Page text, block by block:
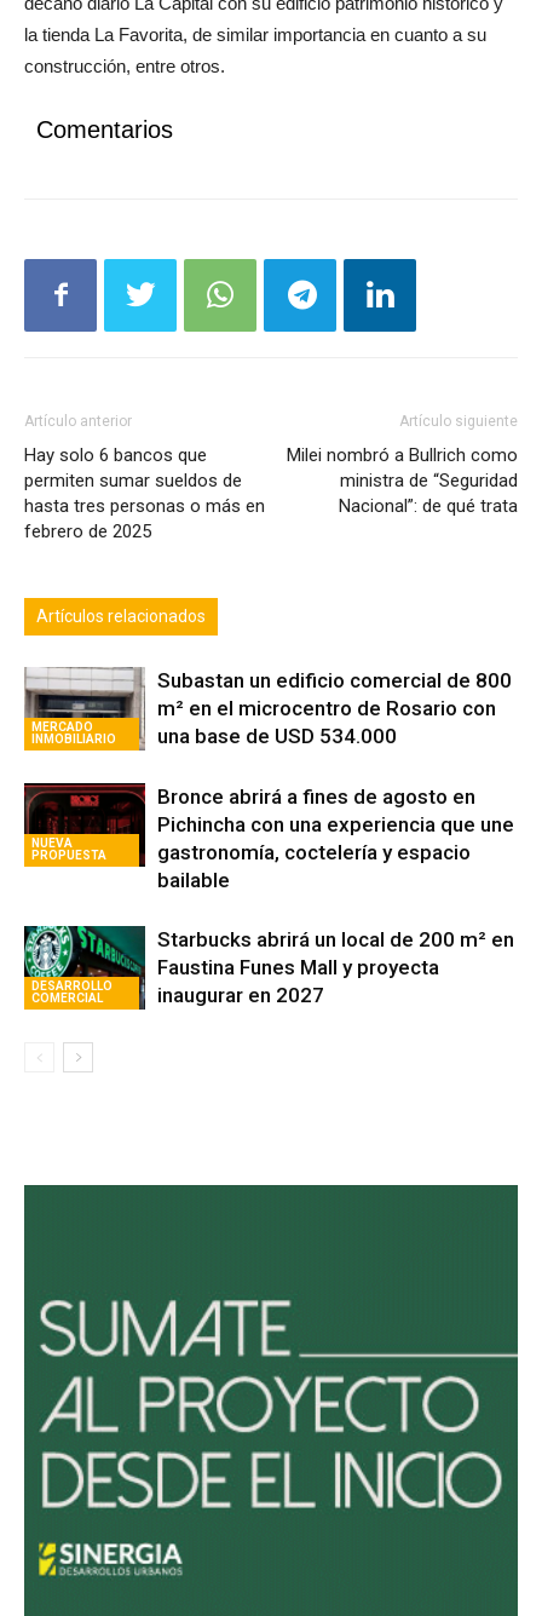
la tienda La Favorita, de similar importancia en cuanto a su
construcción, entre otros.
Comentarios
Artículo anterior
Hay solo 6 bancos que
permiten sumar sueldos de
hasta tres personas o más en
febrero de 2025
Artículo siguiente
Milei nombró a Bullrich como
ministra de “Seguridad
Nacional”: de qué trata
Artículos relacionados
MERCADO
INMOBILIARIO
Subastan un edificio comercial de 800
m² en el microcentro de Rosario con
una base de USD 534.000
NUEVA
PROPUESTA
Bronce abrirá a fines de agosto en
Pichincha con una experiencia que une
gastronomía, coctelería y espacio
bailable
DESARROLLO
COMERCIAL
Starbucks abrirá un local de 200 m² en
Faustina Funes Mall y proyecta
inaugurar en 2027